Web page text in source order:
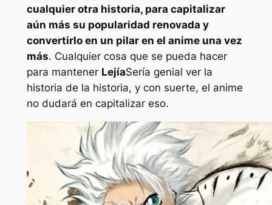
cualquier otra historia, para capitalizar
aún más su popularidad renovada y
convertirlo en un pilar en el anime una vez
más. Cualquier cosa que se pueda hacer
para mantener LejíaSería genial ver la
historia de la historia, y con suerte, el anime
no dudará en capitalizar eso.